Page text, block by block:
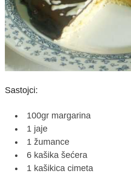
Sastojci:
100gr margarina
1 jaje
1 žumance
6 kašika šećera
1 kašikica cimeta